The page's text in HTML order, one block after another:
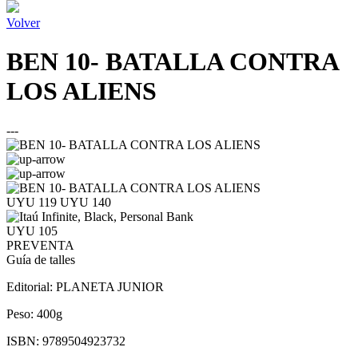
Volver
BEN 10- BATALLA CONTRA
LOS ALIENS
---
UYU 119 UYU 140
UYU 105
PREVENTA
Guía de talles
Editorial: PLANETA JUNIOR
Peso: 400g
ISBN: 9789504923732